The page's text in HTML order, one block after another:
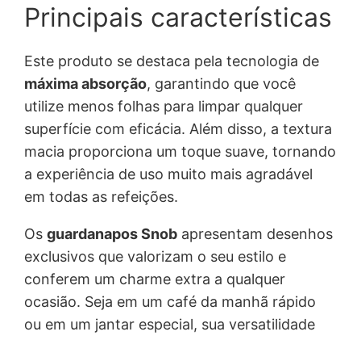
Principais características
Este produto se destaca pela tecnologia de
máxima absorção, garantindo que você
utilize menos folhas para limpar qualquer
superfície com eficácia. Além disso, a textura
macia proporciona um toque suave, tornando
a experiência de uso muito mais agradável
em todas as refeições.
Osguardanapos Snob apresentam desenhos
exclusivos que valorizam o seu estilo e
conferem um charme extra a qualquer
ocasião. Seja em um café da manhã rápido
ou em um jantar especial, sua versatilidade